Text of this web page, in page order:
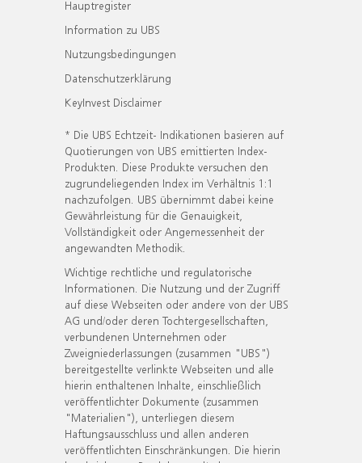
Hauptregister
Information zu UBS
Nutzungsbedingungen
Datenschutzerklärung
KeyInvest Disclaimer
* Die UBS Echtzeit- Indikationen basieren auf
Quotierungen von UBS emittierten Index-
Produkten. Diese Produkte versuchen den
zugrundeliegenden Index im Verhältnis 1:1
nachzufolgen. UBS übernimmt dabei keine
Gewährleistung für die Genauigkeit,
Vollständigkeit oder Angemessenheit der
angewandten Methodik.
Wichtige rechtliche und regulatorische
Informationen. Die Nutzung und der Zugriff
auf diese Webseiten oder andere von der UBS
AG und/oder deren Tochtergesellschaften,
verbundenen Unternehmen oder
Zweigniederlassungen (zusammen "UBS")
bereitgestellte verlinkte Webseiten und alle
hierin enthaltenen Inhalte, einschließlich
veröffentlichter Dokumente (zusammen
"Materialien"), unterliegen diesem
Haftungsausschluss und allen anderen
veröffentlichten Einschränkungen. Die hierin